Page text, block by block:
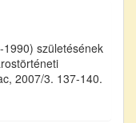
születésének
2007/3. 137-140.